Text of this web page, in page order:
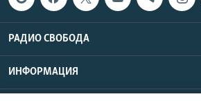
РАДИО СВОБОДА
ИНФОРМАЦИЯ